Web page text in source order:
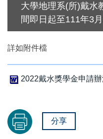
大學地理系(所)戴水
間即日起至111年3
詳如附件檔
2022戴水獎學金申請
分享